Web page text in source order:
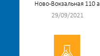
Ново-Вокзальная 110 а
29/09/2021